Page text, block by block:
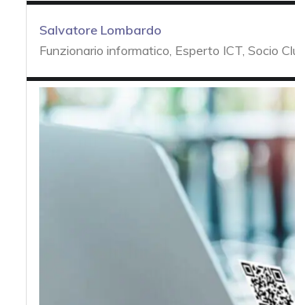
Salvatore Lombardo
Funzionario informatico, Esperto ICT, Socio